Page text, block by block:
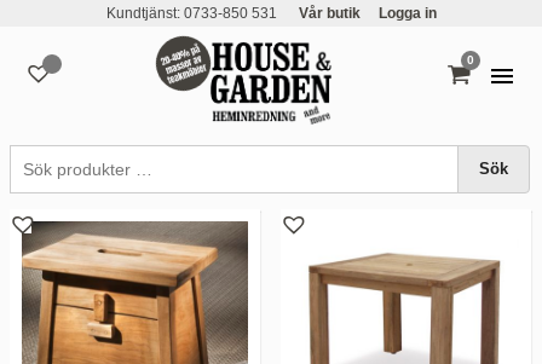
Kundtjänst: 0733-850 531 Vår butik Logga in
Sök
0
varor